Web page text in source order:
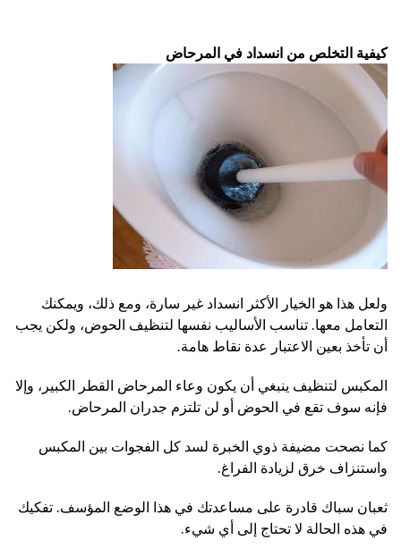
كيفية التخلص من انسداد في المرحاض
ولعل هذا هو الخيار الأكثر انسداد غير سارة، ومع ذلك، ويمكنك
التعامل معها. تناسب الأساليب نفسها لتنظيف الحوض، ولكن يجب
أن تأخذ بعين الاعتبار عدة نقاط هامة.
المكبس لتنظيف ينبغي أن يكون وعاء المرحاض القطر الكبير، وإلا
فإنه سوف تقع في الحوض أو لن تلتزم جدران المرحاض.
كما نصحت مضيفة ذوي الخبرة لسد كل الفجوات بين المكبس
واستنزاف خرق لزيادة الفراغ.
ثعبان سباك قادرة على مساعدتك في هذا الوضع المؤسف. تفكيك
في هذه الحالة لا تحتاج إلى أي شيء.